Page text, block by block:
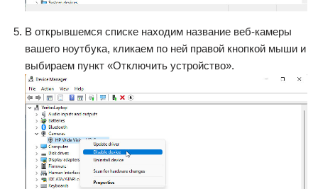
В открывшемся списке находим название веб-камеры
вашего ноутбука, кликаем по ней правой кнопкой мыши и
выбираем пункт «Отключить устройство».